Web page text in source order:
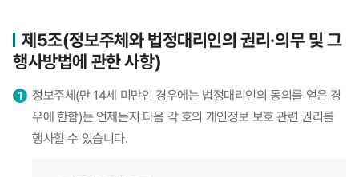
제5조(정보주체와 법정대리인의 권리·의무 및 그
행사방법에 관한 사항)
정보주체(만 14세 미만인 경우에는 법정대리인의 동의를 얻은 경
우에 한함)는 언제든지 다음 각 호의 개인정보 보호 관련 권리를
행사할 수 있습니다.